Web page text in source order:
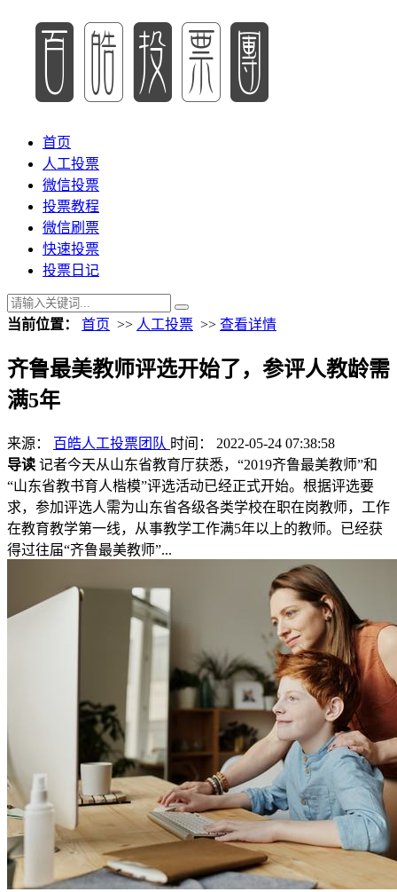
首页
人工投票
微信投票
投票教程
微信刷票
快速投票
投票日记
当前位置： 首页 >> 人工投票 >> 查看详情
齐鲁最美教师评选开始了，参评人教龄需
满5年
来源： 百皓人工投票团队 时间： 2022-05-24 07:38:58
导读 记者今天从山东省教育厅获悉，“2019齐鲁最美教师”和
“山东省教书育人楷模”评选活动已经正式开始。根据评选要
求，参加评选人需为山东省各级各类学校在职在岗教师，工作
在教育教学第一线，从事教学工作满5年以上的教师。已经获
得过往届“齐鲁最美教师”...